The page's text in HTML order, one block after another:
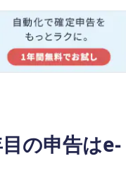
の申告はe-